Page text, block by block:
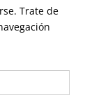
Trate de